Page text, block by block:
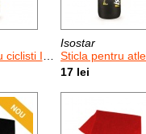
Cycling 800 ml
Isostar
Sticla pentru atleti Isostar Elite
17 lei